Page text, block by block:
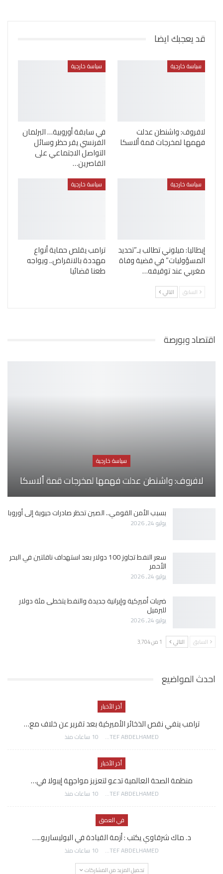
قد يعجبك ايضا
سياسة خارجية
لافروف: واشنطن عدلت
فهمها لمخرجات قمة ألاسكا
سياسة خارجية
في سابقة أوروبية… البرلمان
الفرنسي يقر حظر وسائل
التواصل الاجتماعي على
القاصرين…
سياسة خارجية
إيطاليا: ميلوني تطالب بـ”تحديد
المسؤوليات” في قضية وفاة
مغربي عند توقيفه…
سياسة خارجية
ترامب يقلص حماية أنواع
مهددة بالانقراض.. ويواجه
طعنا قضائيا
السابق التالي
اقتصاد وبورصة
سياسة خارجية
لافروف: واشنطن عدلت فهمها لمخرجات قمة ألاسكا
بسبب الأمن القومي.. الصين تحظر صادرات حيوية إلى أوروبا
يوليو 24, 2026
سعر النفط تجاوز 100 دولار بعد استهداف ناقلتين في البحر
الأحمر
يوليو 24, 2026
ضربات أميركية وإيرانية جديدة والنفط يتخطى مئة دولار
للبرميل
يوليو 24, 2026
السابق التالي 1 من 3٬704
احدث المواضيع
أخر الأخبار
ترامب ينفي نقص الذخائر الأميركية بعد تقرير عن خلاف مع…
AWATEF ABDELHAMED 10 ساعات منذ
أخر الأخبار
منظمة الصحة العالمية تدعو لتعزيز مواجهة إيبولا في…
AWATEF ABDELHAMED 10 ساعات منذ
في العمق
د. ماك شرقاوي يكتب : أزمة القيادة في البوليساريو..…
AWATEF ABDELHAMED 10 ساعات منذ
تحميل المزيد من المشاركات